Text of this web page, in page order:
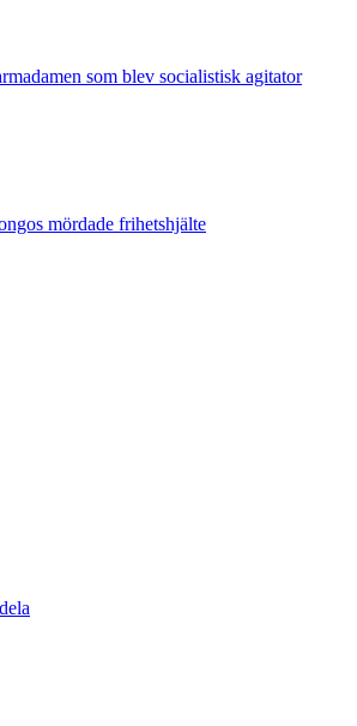
som blev socialistisk agitator
mördade frihetshjälte